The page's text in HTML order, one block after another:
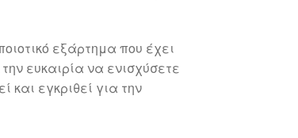
εξάρτημα που έχει
ευκαιρία να ενισχύσετε
και εγκριθεί για την